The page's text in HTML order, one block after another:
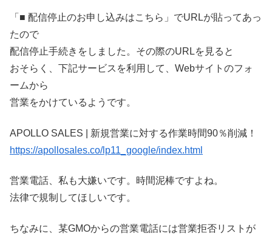
「■ 配信停止のお申し込みはこちら」でURLが貼ってあっ
たので
配信停止手続きをしました。その際のURLを見ると
おそらく、下記サービスを利用して、Webサイトのフォ
ームから
営業をかけているようです。
APOLLO SALES | 新規営業に対する作業時間90％削減！
https://apollosales.co/lp11_google/index.html
営業電話、私も大嫌いです。時間泥棒ですよね。
法律で規制してほしいです。
ちなみに、某GMOからの営業電話には営業拒否リストが